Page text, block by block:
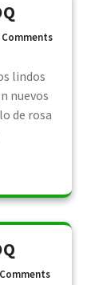
Comments
lindos
nuevos
de rosa